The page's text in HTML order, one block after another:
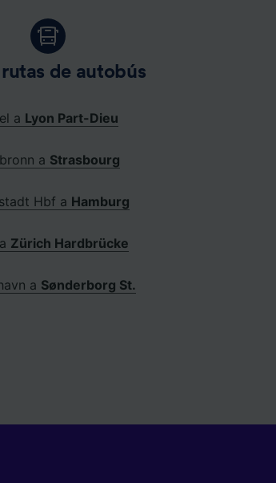
de autobús
a Lyon Part-Dieu
a Strasbourg
Hbf a Hamburg
Zürich Hardbrücke
a Sønderborg St.